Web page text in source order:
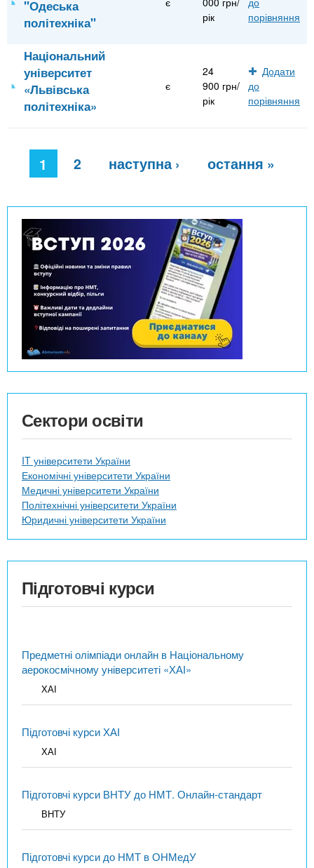
"Одеська
політехніка"
рік
порівняння
Національний
університет
«Львівська
політехніка»
є
24
900 грн/
рік
Додати
до
порівняння
1 2 наступна › остання »
Сектори освіти
IT університети України
Економічні університети України
Медичні університети України
Політехнічні університети України
Юридичні університети України
Підготовчі курси
Предметні олімпіади онлайн в Національному
аерокосмічному університеті «ХАІ»
ХАІ
Підготовчі курси ХАІ
ХАІ
Підготовчі курси ВНТУ до НМТ. Онлайн-стандарт
ВНТУ
Підготовчі курси до НМТ в ОНМедУ